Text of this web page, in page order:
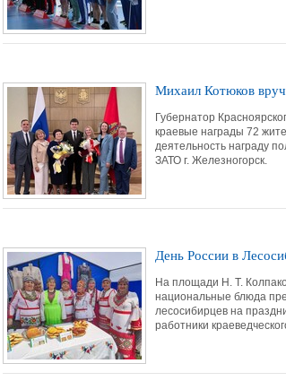
Михаил Котюков
Губернатор
краевые награды 72
деятельность награду
ЗАТО г. Железногорск.
День России в
На площади Н. Т.
национальные блюда
лесосибирцев на
работники